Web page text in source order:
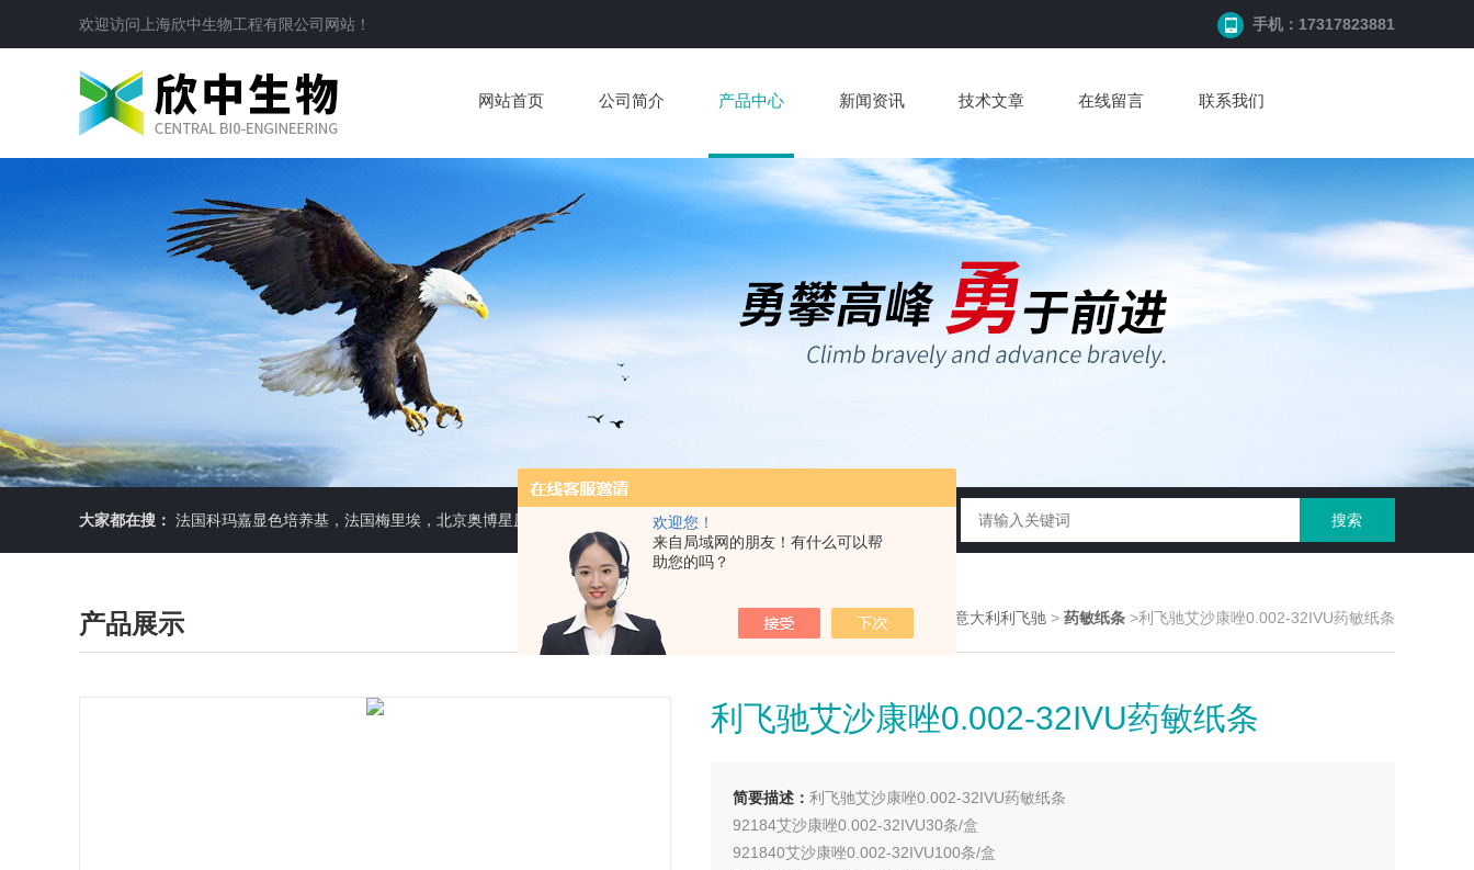
欢迎您！
来自局域网的朋友！有什么可以帮
助您的吗？
欢迎访问 上海欣中生物工程有限公司 网站！ 手机：17317823881
网站首页 公司简介 产品中心 新闻资讯 技术文章 在线留言 联系我们
大家都在搜： 法国科玛嘉显色培养基，法国梅里埃，北京奥博星原料培养基，英国OXOID，意大利利飞驰E-TEXT药敏纸条，COPAN运送培养基，即用性平板（血琼脂平板,Baird-Parker琼脂平板等），药典平板（TSA，SDA等）
产品展示 您现在的位置： >产品展示 意大利利飞驰 > 药敏纸条 >利飞驰艾沙康唑0.002-32IVU药敏纸条
利飞驰艾沙康唑0.002-32IVU药敏纸条
简要描述： 利飞驰艾沙康唑0.002-32IVU药敏纸条
92184艾沙康唑0.002-32IVU30条/盒
921840艾沙康唑0.002-32IVU100条/盒